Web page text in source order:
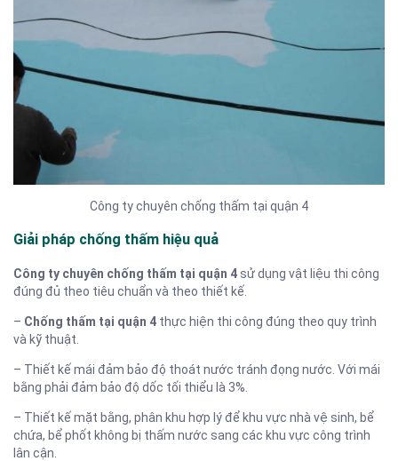
Công ty chuyên chống thấm tại quận 4
Giải pháp chống thấm hiệu quả
Công ty chuyên chống thấm tại quận 4 sử dụng vật liệu thi công
đúng đủ theo tiêu chuẩn và theo thiết kế.
– Chống thấm tại quận 4 thực hiện thi công đúng theo quy trình
và kỹ thuật.
– Thiết kế mái đảm bảo độ thoát nước tránh đọng nước. Với mái
bằng phải đảm bảo độ dốc tối thiểu là 3%.
– Thiết kế mặt bằng, phân khu hợp lý để khu vực nhà vệ sinh, bể
chứa, bể phốt không bị thấm nước sang các khu vực công trình
lân cận.